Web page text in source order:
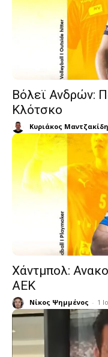
Βόλεϊ Ανδρών:
Κλότσκο
Κυριάκος
Χάντμπολ:
ΑΕΚ
Νίκος Ψημμένος - 1